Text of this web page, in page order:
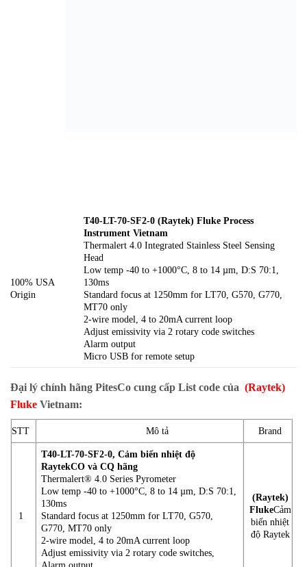
100% USA
Origin
T40-LT-70-SF2-0 (Raytek) Fluke Process
Instrument Vietnam
Thermalert 4.0 Integrated Stainless Steel Sensing
Head
Low temp -40 to +1000°C, 8 to 14 µm, D:S 70:1,
130ms
Standard focus at 1250mm for LT70, G570, G770,
MT70 only
2-wire model, 4 to 20mA current loop
Adjust emissivity via 2 rotary code switches
Alarm output
Micro USB for remote setup
Đại lý chính hãng PitesCo cung cấp List code của (Raytek)
Fluke Vietnam:
STT Mô tả Brand
1
T40-LT-70-SF2-0, Cảm biến nhiệt độ
RaytekCO và CQ hãng
Thermalert® 4.0 Series Pyrometer
Low temp -40 to +1000°C, 8 to 14 µm, D:S 70:1,
130ms
Standard focus at 1250mm for LT70, G570,
G770, MT70 only
2-wire model, 4 to 20mA current loop
Adjust emissivity via 2 rotary code switches,
Alarm output
(Raytek)
FlukeCảm
biến nhiệt
độ Raytek